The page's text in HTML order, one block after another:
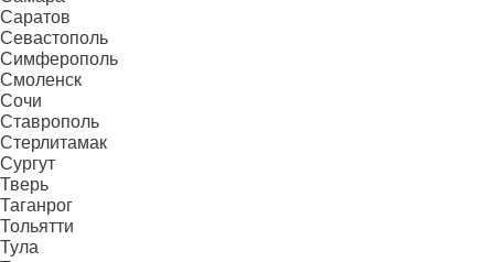
Саратов
Севастополь
Симферополь
Смоленск
Сочи
Ставрополь
Стерлитамак
Сургут
Тверь
Таганрог
Тольятти
Тула